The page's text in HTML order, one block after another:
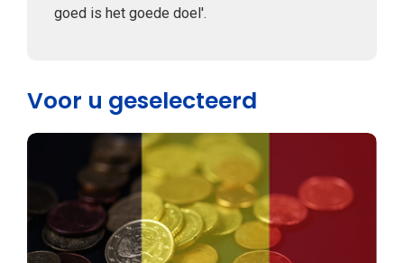
goed is het goede doel'.
Voor u geselecteerd